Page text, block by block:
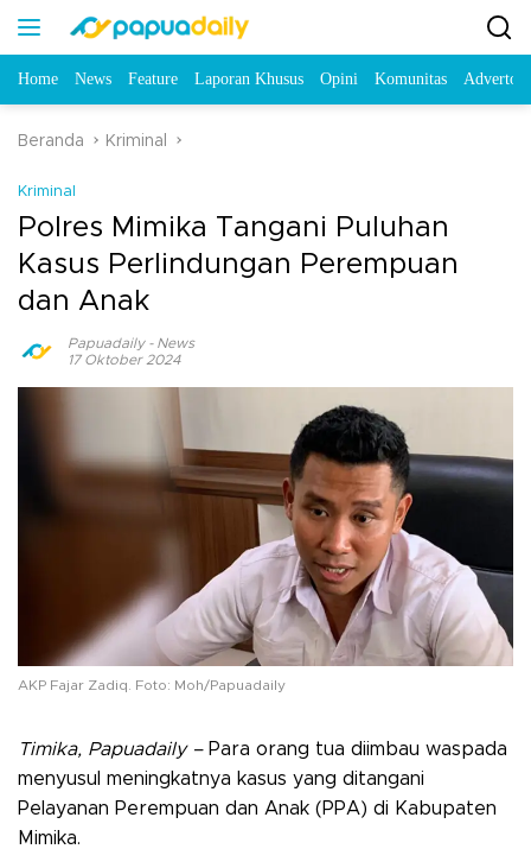
Home News Feature Laporan Khusus Opini Komunitas
Beranda Kriminal
Kriminal
Polres Mimika Tangani Puluhan
Kasus Perlindungan Perempuan
dan Anak
Papuadaily- News
17 Oktober 2024
AKP Fajar Zadiq. Foto: Moh/Papuadaily
Timika, Papuadaily – Para orang tua diimbau waspada
menyusul meningkatnya kasus yang ditangani
Pelayanan Perempuan dan Anak (PPA) di Kabupaten
Mimika.